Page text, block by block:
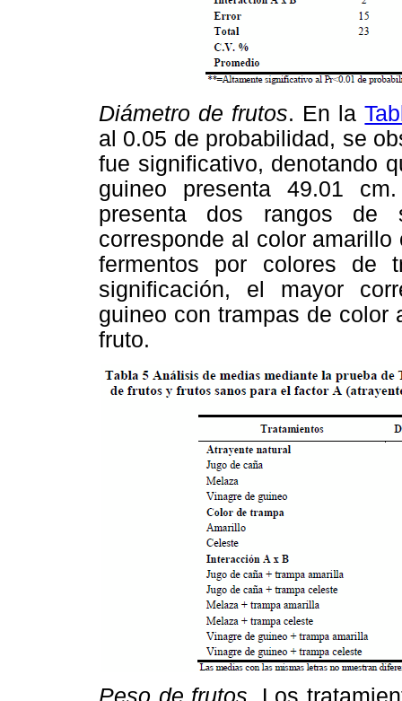
Diámetro de frutos. En la
al 0.05 de probabilidad, se
fue significativo, denotando
guineo presenta 49.01
presenta dos rangos de
corresponde al color
fermentos por colores de
significación, el mayor
guineo con trampas de color
fruto.